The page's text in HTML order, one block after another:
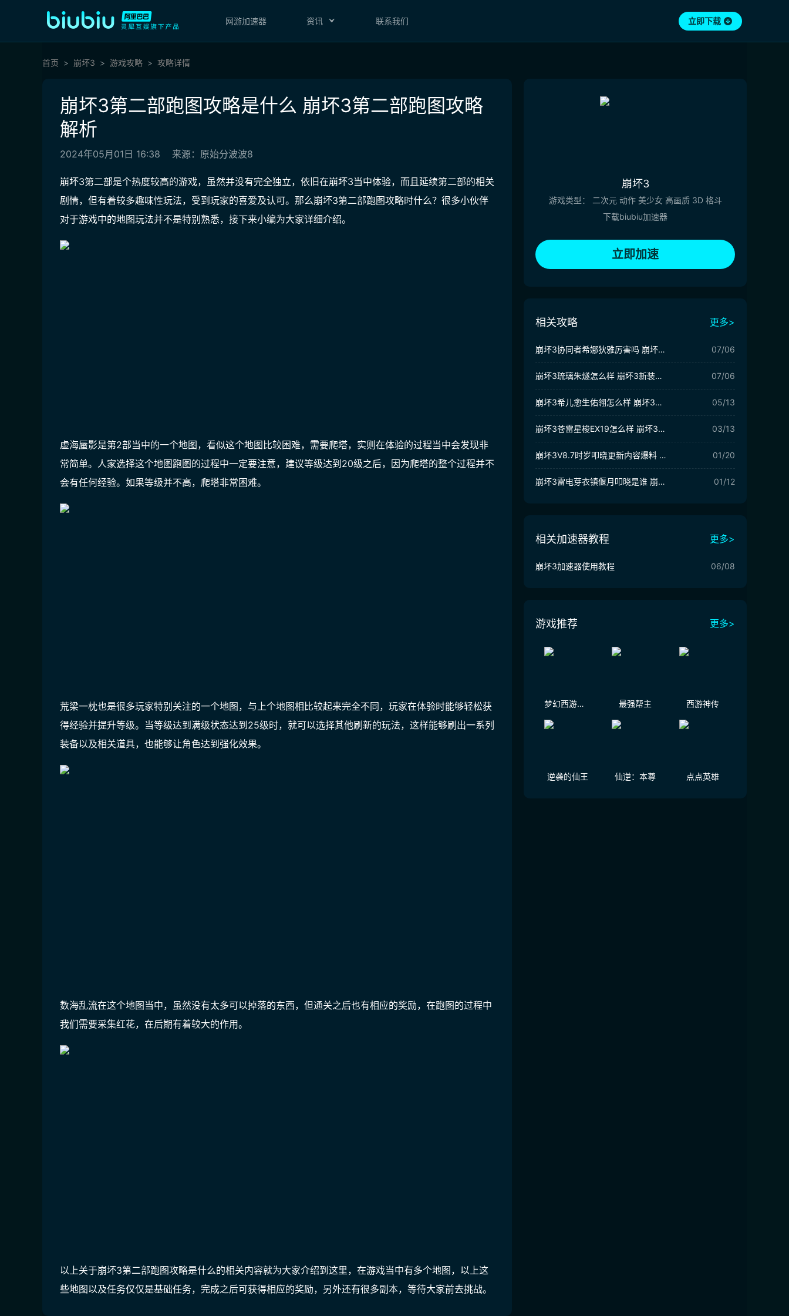
网游加速器 资讯 联系我们 立即下载
首页 崩坏3 游戏攻略 攻略详情
崩坏3第二部跑图攻略是什么 崩坏3第二部跑图攻略
解析
2024年05月01日 16:38 来源：原始分波波8
崩坏3第二部是个热度较高的游戏，虽然并没有完全独立，依旧在崩坏3当中体验，而且延续第二部的相关
剧情，但有着较多趣味性玩法，受到玩家的喜爱及认可。那么崩坏3第二部跑图攻略时什么？很多小伙伴
对于游戏中的地图玩法并不是特别熟悉，接下来小编为大家详细介绍。
虚海蜃影是第2部当中的一个地图，看似这个地图比较困难，需要爬塔，实则在体验的过程当中会发现非
常简单。人家选择这个地图跑图的过程中一定要注意，建议等级达到20级之后，因为爬塔的整个过程并不
会有任何经验。如果等级并不高，爬塔非常困难。
荒梁一枕也是很多玩家特别关注的一个地图，与上个地图相比较起来完全不同，玩家在体验时能够轻松获
得经验并提升等级。当等级达到满级状态达到25级时，就可以选择其他刷新的玩法，这样能够刷出一系列
装备以及相关道具，也能够让角色达到强化效果。
数海乱流在这个地图当中，虽然没有太多可以掉落的东西，但通关之后也有相应的奖励，在跑图的过程中
我们需要采集红花，在后期有着较大的作用。
以上关于崩坏3第二部跑图攻略是什么的相关内容就为大家介绍到这里，在游戏当中有多个地图，以上这
些地图以及任务仅仅是基础任务，完成之后可获得相应的奖励，另外还有很多副本，等待大家前去挑战。
崩坏3
游戏类型： 二次元 动作 美少女 高画质 3D 格斗
下载biubiu加速器
立即加速
相关攻略 更多>
崩坏3协同者希娜狄雅厉害吗 崩坏3希娜狄雅​技能解析 07/06
崩坏3琉璃朱燧怎么样 崩坏3新装备琉璃朱燧介绍 07/06
崩坏3希儿愈生佑翎怎么样 崩坏3希儿愈生佑翎介绍 05/13
崩坏3苍雷星梭EX19怎么样 崩坏3苍雷星梭EX19强度分析 03/13
崩坏3V8.7时岁叩晓更新内容爆料 崩坏3V8.7版本活动介绍 01/20
崩坏3雷电芽衣镇偃月叩晓是谁 崩坏3雷电芽衣镇偃月叩晓爆料 01/12
相关加速器教程 更多>
崩坏3加速器使用教程 06/08
游戏推荐 更多>
梦幻西游（大陆服） 最强帮主 西游神传
逆袭的仙王 仙逆：本尊 点点英雄